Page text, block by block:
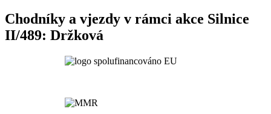
Chodníky a vjezdy v rámci akce Silnice
II/489: Držková